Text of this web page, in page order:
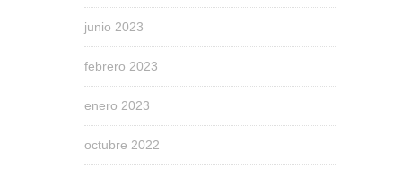
junio 2023
febrero 2023
enero 2023
octubre 2022